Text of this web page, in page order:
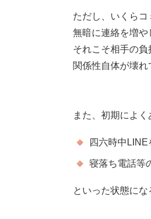
ただし、いくらコ
無暗に連絡を増や
それこそ相手の負
関係性自体が壊れ
また、初期によ
四六時中
寝落ち電話等
といった状態に